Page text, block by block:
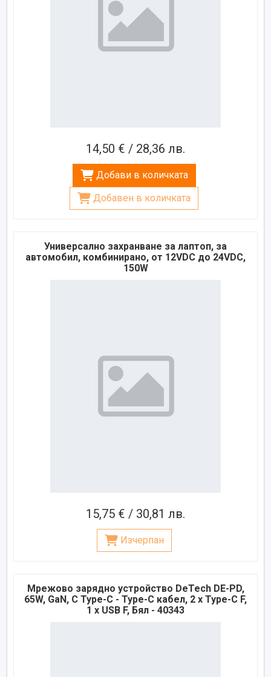
14,50 € / 28,36 лв.
Добави в количката
Добавен в количката
Универсално захранване за лаптоп, за
автомобил, комбинирано, от 12VDC до 24VDC,
150W
15,75 € / 30,81 лв.
Изчерпан
Мрежово зарядно устройство DeTech DE-PD,
65W, GaN, С Type-C - Type-C кабел, 2 x Type-C F,
1 x USB F, Бял - 40343